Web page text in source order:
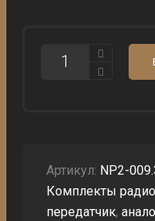
КОЛИЧЕСТВО
ПРИЕМНИКОМ
Артикул: NP2-
Комплекты
передатчик,